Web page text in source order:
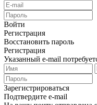
Войти
Регистрация
Восстановить пароль
Регистрация
Указанный e-mail
Зарегистрироваться
Подтвердите e-mail